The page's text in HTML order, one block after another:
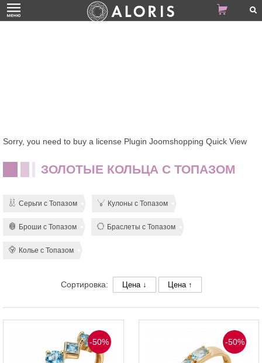
Sorry, you need to buy a license Plugin Joomshopping Quick View
ЗОЛОТЫЕ КОЛЬЦА С ТОПАЗОМ
Серьги с Топазом Кулоны с Топазом
Броши с Топазом Браслеты с Топазом
Колье с Топазом
Сортировка: Цена ↓ Цена ↑
-50% -50%